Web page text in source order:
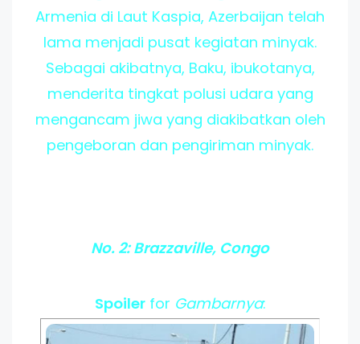
Armenia di Laut Kaspia, Azerbaijan telah
lama menjadi pusat kegiatan minyak.
Sebagai akibatnya, Baku, ibukotanya,
menderita tingkat polusi udara yang
mengancam jiwa yang diakibatkan oleh
pengeboran dan pengiriman minyak.
No. 2: Brazzaville, Congo
Spoilerfor Gambarnya: